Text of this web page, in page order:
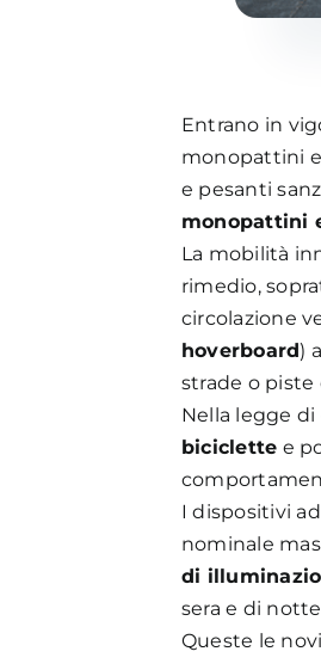
Entrano in
monopattini
e pesanti
monopattini
La mobilità
rimedio,
circolazione
hoverboard)
strade o piste
Nella legge
biciclette e
I dispositivi
nominale
di
sera e di
Queste le